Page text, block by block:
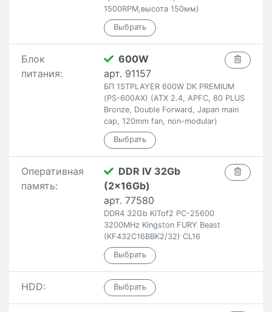
1500RPM,высота 150мм)
Блок
питания:
600W
арт. 91157
БП 1STPLAYER 600W DK PREMIUM
(PS-600AX) (ATX 2.4, APFC, 80 PLUS
Bronze, Double Forward, Japan main
cap, 120mm fan, non-modular)
Оперативная
память:
DDR IV 32Gb
(2x16Gb)
арт. 77580
DDR4 32Gb KiTof2 PC-25600
3200MHz Kingston FURY Beast
(KF432C16BBK2/32) CL16
HDD: